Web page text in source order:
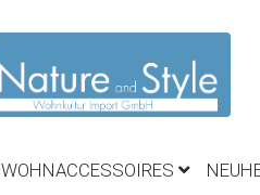
WOHNACCESSOIRES